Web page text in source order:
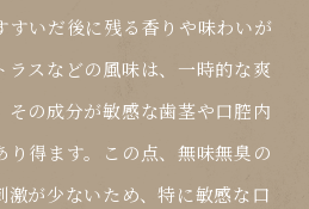
すいだ後に残る香りや味わいが
ラスなどの風味は、一時的な爽
その成分が敏感な歯茎や口腔内
得ます。この点、 無味無臭の
激が少ないため、特に敏感な口